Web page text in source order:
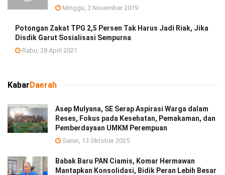
Minggu, 3 November 2019
Potongan Zakat TPG 2,5 Persen Tak Harus Jadi Riak, Jika
Disdik Garut Sosialisasi Sempurna
Rabu, 28 April 2021
Kabar Daerah
Asep Mulyana, SE Serap Aspirasi Warga dalam
Reses, Fokus pada Kesehatan, Pemakaman, dan
Pemberdayaan UMKM Perempuan
Senin, 13 Oktober 2025
Babak Baru PAN Ciamis, Komar Hermawan
Mantapkan Konsolidasi, Bidik Peran Lebih Besar